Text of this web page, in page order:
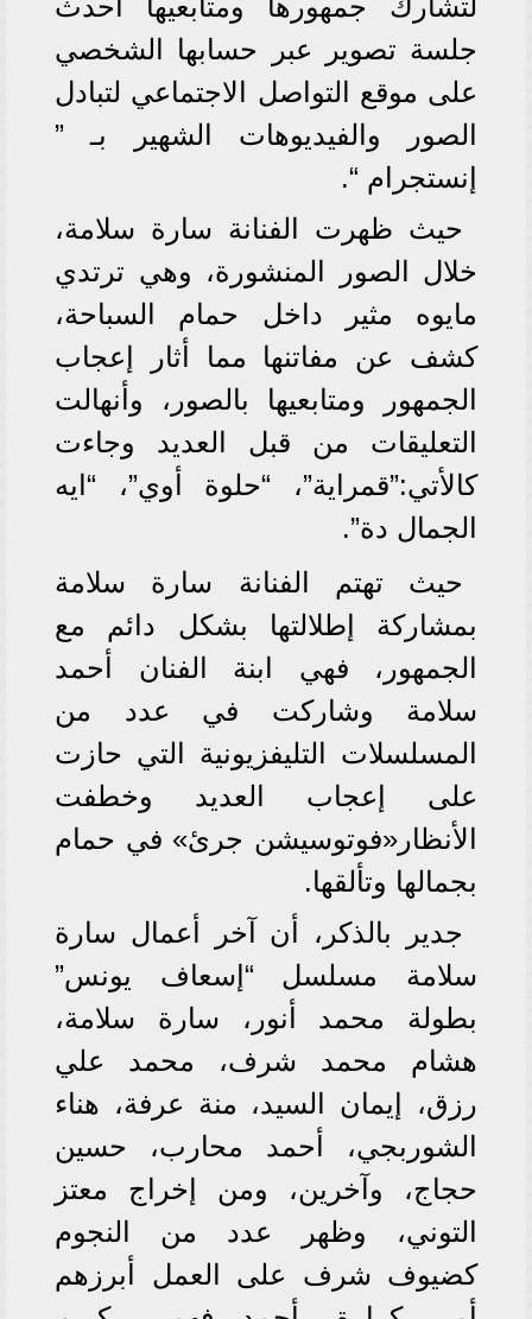
جلسة تصوير عبر حسابها الشخصي
على موقع التواصل الاجتماعي لتبادل
الصور والفيديوهات الشهير بـ ”
إنستجرام “.
حيث ظهرت الفنانة سارة سلامة،
خلال الصور المنشورة، وهي ترتدي
مايوه مثير داخل حمام السباحة،
كشف عن مفاتنها مما أثار إعجاب
الجمهور ومتابعيها بالصور، وأنهالت
التعليقات من قبل العديد وجاءت
كالأتي:”قمراية”، “حلوة أوي”، “ايه
الجمال دة”.
حيث تهتم الفنانة سارة سلامة
بمشاركة إطلالتها بشكل دائم مع
الجمهور، فهي ابنة الفنان أحمد
سلامة وشاركت في عدد من
المسلسلات التليفزيونية التي حازت
على إعجاب العديد وخطفت
الأنظار«فوتوسيشن جرئ» في حمام
بجمالها وتألقها.
جدير بالذكر، أن آخر أعمال سارة
سلامة مسلسل “إسعاف يونس”
بطولة محمد أنور، سارة سلامة،
هشام محمد شرف، محمد علي
رزق، إيمان السيد، منة عرفة، هناء
الشوربجي، أحمد محارب، حسين
حجاج، وآخرين، ومن إخراج معتز
التوني، وظهر عدد من النجوم
كضيوف شرف على العمل أبرزهم